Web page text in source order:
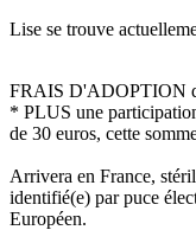
Lise se trouve
FRAIS D'ADOPTION
* PLUS une
de 30 euros, cette
Arrivera en France,
identifié(e) par puce
Européen.